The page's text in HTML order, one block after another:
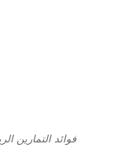
فوائد التمارين